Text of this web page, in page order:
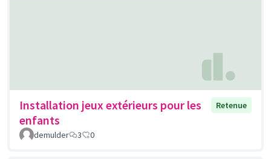
Installation jeux extérieurs pour les
enfants
Retenue
demulder 3 0